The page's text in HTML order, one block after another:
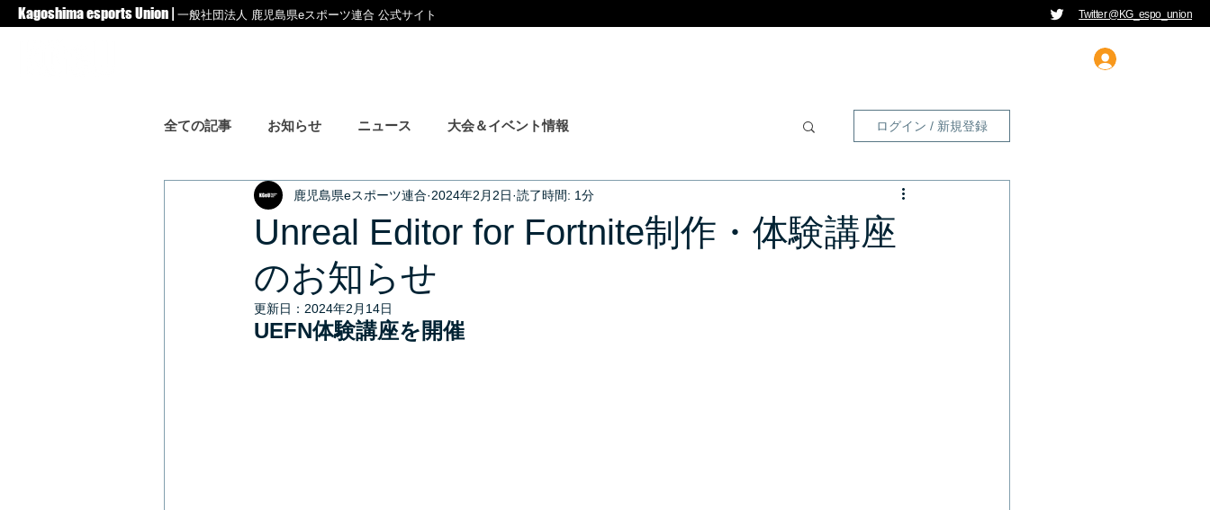
Kagoshima esports Union | 一般社団法人 鹿児島県eスポーツ連合 公式サイト Twitter @KG_espo_union
全ての記事 お知らせ ニュース 大会＆イベント情報 ログイン / 新規登録
Unreal Editor for Fortnite制作・体験講座
のお知らせ
鹿児島県eスポーツ連合 2024年2月2日 読了時間: 1分
更新日： 2024年2月14日
UEFN体験講座を開催